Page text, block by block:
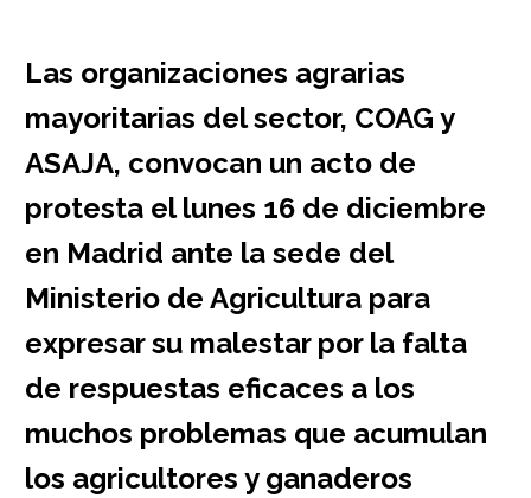
Las organizaciones agrarias
mayoritarias del sector, COAG y
ASAJA, convocan un acto de
protesta el lunes 16 de diciembre
en Madrid ante la sede del
Ministerio de Agricultura para
expresar su malestar por la falta
de respuestas eficaces a los
muchos problemas que acumulan
los agricultores y ganaderos